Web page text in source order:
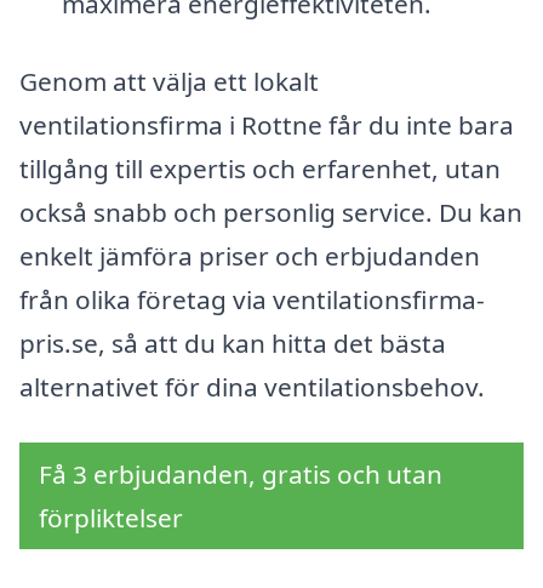
Genom att välja ett lokalt
ventilationsfirma i Rottne får du inte bara
tillgång till expertis och erfarenhet, utan
också snabb och personlig service. Du kan
enkelt jämföra priser och erbjudanden
från olika företag via ventilationsfirma-
pris.se, så att du kan hitta det bästa
alternativet för dina ventilationsbehov.
Få 3 erbjudanden, gratis och utan
förpliktelser